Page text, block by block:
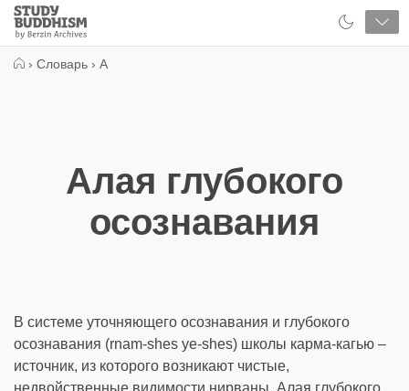
Close
Study
Buddhism
› Словарь › А
Алая глубокого
осознавания
В системе уточняющего осознавания и глубокого
осознавания (rnam-shes ye-shes) школы карма-кагью –
источник, из которого возникают чистые,
недвойственные видимости нирваны. Алая глубокого